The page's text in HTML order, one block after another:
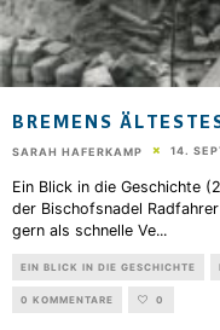
BREMENS
SARAH HAFERKAMP 14.
Ein Blick in die Geschichte
der Bischofsnadel
gern als schnelle Ve...
EIN BLICK IN DIE GESCHICHTE
0 KOMMENTARE 0